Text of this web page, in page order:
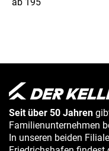
Seit über 50 Jahren
Familienunternehmen
In unseren beiden